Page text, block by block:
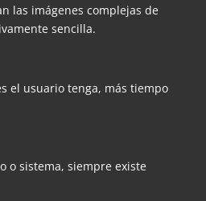
las imágenes complejas de
sencilla.
el usuario tenga, más tiempo
o sistema, siempre existe